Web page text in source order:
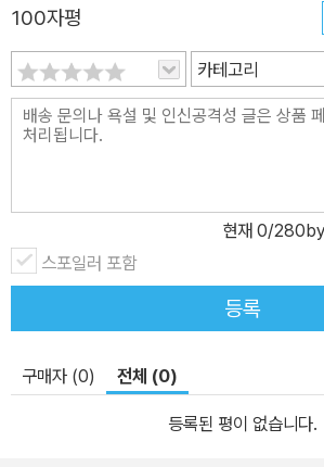
100자평
카테고리
현재 0/
스포일러 포함
등록
구매자 (0) 전체 (0)
등록된 평이 없습니다.